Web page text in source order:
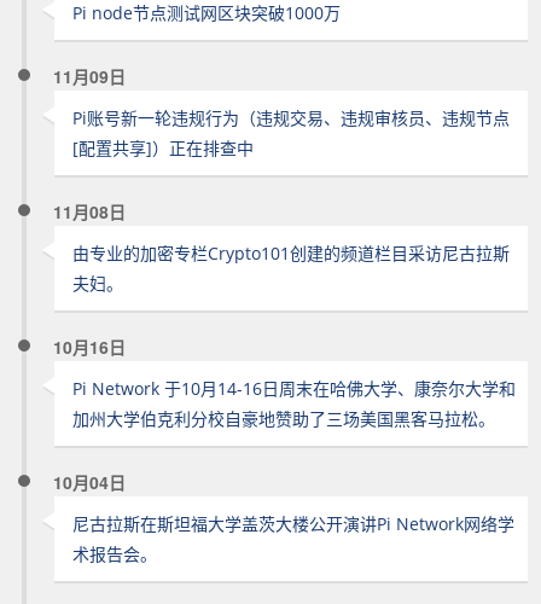
Pi node节点测试网区块突破1000万
11月09日
Pi账号新一轮违规行为（违规交易、违规审核员、违规节点
[配置共享]）正在排查中
11月08日
由专业的加密专栏Crypto101创建的频道栏目采访尼古拉斯
夫妇。
10月16日
Pi Network 于10月14-16日周末在哈佛大学、康奈尔大学和
加州大学伯克利分校自豪地赞助了三场美国黑客马拉松。
10月04日
尼古拉斯在斯坦福大学盖茨大楼公开演讲Pi Network网络学
术报告会。